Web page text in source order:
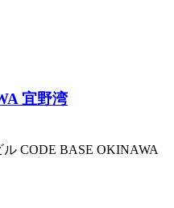
宜野湾
ル CODE BASE OKINAWA